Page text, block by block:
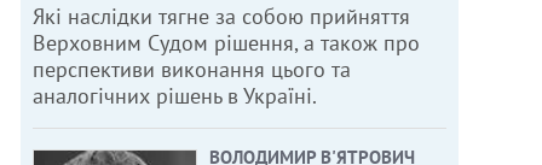
Які наслідки тягне за собою прийняття
Верховним Судом рішення, а також про
перспективи виконання цього та
аналогічних рішень в Україні.
ВОЛОДИМИР В'ЯТРОВИЧ